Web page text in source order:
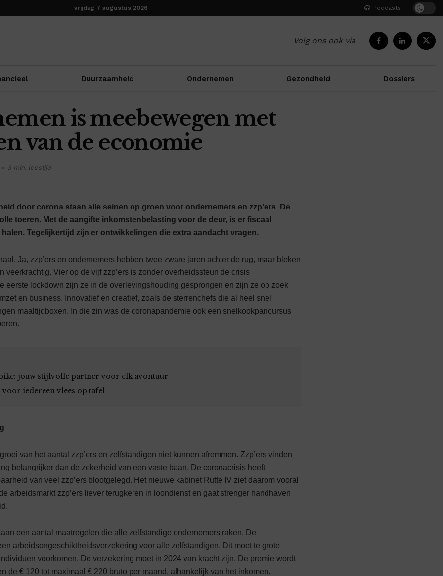
vrijdag 7 augustus 2026 Podcasts
Volg ons ook via
Duurzaamheid Ondernemen Gezondheid Dossiers
is meebewegen met
van de economie
3 min. leestijd
door corona staan alle seinen op groen voor ondernemers en zzp’ers. De
toeren. Met de aangifte inkomstenbelasting voor de deur, is er fiscaal
Tegelijkertijd zijn er ontwikkelingen die extra aandacht vragen.
Ja, zzp’ers en ondernemers hebben twee zware jaren achter de rug, maar bleken
veerkrachtig. Vier op de vijf zzp’ers is zonder overheidssteun de crisis
eerste lockdown zijn ze in de overlevingshouding gesprongen en zijn ze op zoek
en business. Innovatief en creatief, zoals de sterrenchefs die al heel snel
maaltijdboxen. In die zin was de coronapandemie ook een snelkookpancursus
jouw stijlvolle partner voor elk avontuur
voor iedereen vlees op tafel
van het aantal zzp’ers en zelfstandigen niet kunnen afremmen. Zzp’ers vinden
belangrijker dan de zekerheid van een vaste baan. De coronacrisis heeft
van veel zzp’ers blootgelegd. Het nieuwe kabinet Rutte IV ziet daarom vooral
arbeidsmarkt zzp’ers liever terugkeren in loondienst en gaat strenger handhaven
een aantal maatregelen die alle zelfstandige ondernemers raken. De
arbeidsongeschiktheidsverzekering voor alle zelfstandigen. Dit moet te grote
voorkomen. De verzekering moet in 2024 van kracht zijn. De premie wordt
de € 120 tot maximaal € 220 bruto per maand, afhankelijk van het inkomen.